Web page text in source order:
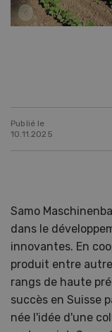
Publié le
10.11.2025
Samo
dans le
innovantes. En
produit entre
rangs de haute
succès en Suisse
née l'idée d'une